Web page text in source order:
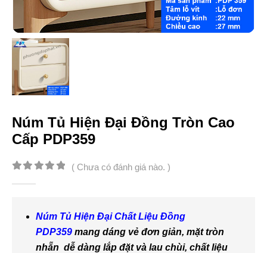
Núm Tủ Hiện Đại Đồng Tròn Cao
Cấp PDP359
( Chưa có đánh giá nào. )
Núm Tủ Hiện Đại Chất Liệu Đồng
PDP359 mang dáng vẻ đơn giản, mặt tròn
nhẵn dễ dàng lắp đặt và lau chùi, chất liệu